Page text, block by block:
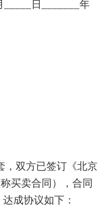
日_______年
，双方已签订《北京
买卖合同），合同
成协议如下：